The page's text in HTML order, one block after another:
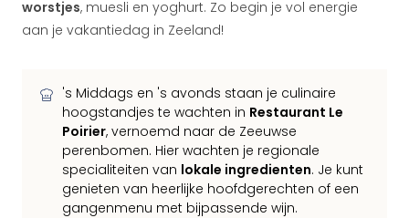
worstjes, muesli en yoghurt. Zo begin je vol energie
aan je vakantiedag in Zeeland!
's Middags en 's avonds staan je culinaire
hoogstandjes te wachten in Restaurant Le
Poirier, vernoemd naar de Zeeuwse
perenbomen. Hier wachten je regionale
specialiteiten van lokale ingredienten. Je kunt
genieten van heerlijke hoofdgerechten of een
gangenmenu met bijpassende wijn.